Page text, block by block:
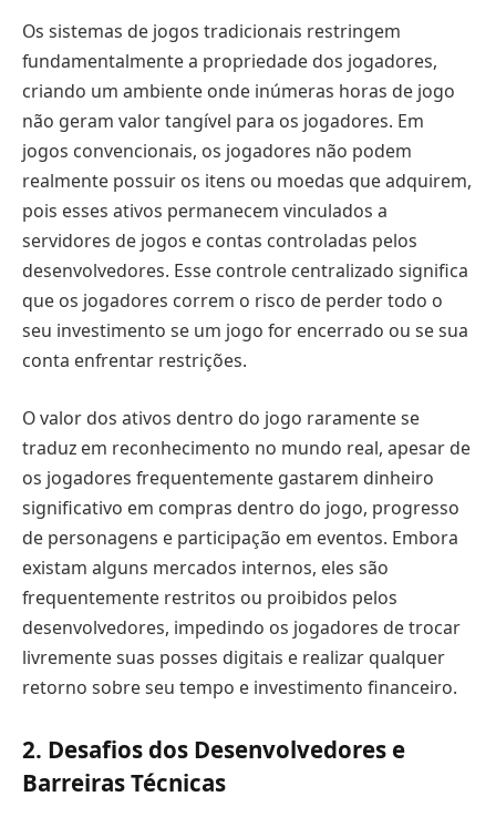
Os sistemas de jogos tradicionais restringem
fundamentalmente a propriedade dos jogadores,
criando um ambiente onde inúmeras horas de jogo
não geram valor tangível para os jogadores. Em
jogos convencionais, os jogadores não podem
realmente possuir os itens ou moedas que adquirem,
pois esses ativos permanecem vinculados a
servidores de jogos e contas controladas pelos
desenvolvedores. Esse controle centralizado significa
que os jogadores correm o risco de perder todo o
seu investimento se um jogo for encerrado ou se sua
conta enfrentar restrições.
O valor dos ativos dentro do jogo raramente se
traduz em reconhecimento no mundo real, apesar de
os jogadores frequentemente gastarem dinheiro
significativo em compras dentro do jogo, progresso
de personagens e participação em eventos. Embora
existam alguns mercados internos, eles são
frequentemente restritos ou proibidos pelos
desenvolvedores, impedindo os jogadores de trocar
livremente suas posses digitais e realizar qualquer
retorno sobre seu tempo e investimento financeiro.
2. Desafios dos Desenvolvedores e
Barreiras Técnicas